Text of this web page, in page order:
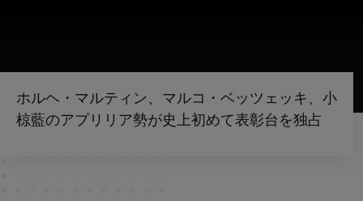
ホルヘ・マルティン、マルコ・ベッツェッキ、小
椋藍のアプリリア勢が史上初めて表彰台を独占